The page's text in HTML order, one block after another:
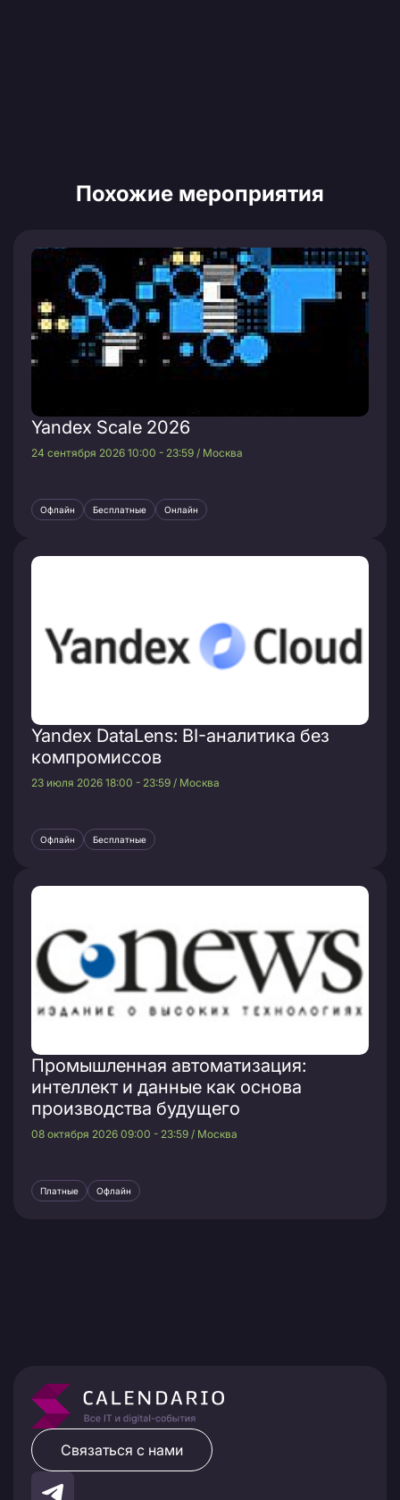
Похожие мероприятия
Yandex Scale 2026
24 сентября 2026 10:00 - 23:59 / Москва
Офлайн Бесплатные Онлайн
Yandex DataLens: BI-аналитика без
компромиссов
23 июля 2026 18:00 - 23:59 / Москва
Офлайн Бесплатные
Промышленная автоматизация:
интеллект и данные как основа
производства будущего
08 октября 2026 09:00 - 23:59 / Москва
Платные Офлайн
Связаться с нами